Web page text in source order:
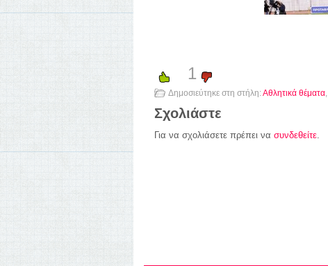
1
Δημοσιεύτηκε στη στήλη:Αθλητικά θέματα,
Σχολιάστε
Για να σχολιάσετε πρέπει να συνδεθείτε.